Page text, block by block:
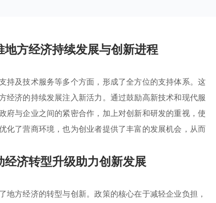
方经济持续发展与创新进程
持及技术服务等多个方面，形成了全方位的支持体系。这
济的持续发展注入新活力。通过鼓励高新技术和现代服
府与企业之间的紧密合作，加上对创新和研发的重视，使
化了营商环境，也为创业者提供了丰富的发展机会，从而
济转型升级助力创新发展
地方经济的转型与创新。政策的核心在于减轻企业负担，